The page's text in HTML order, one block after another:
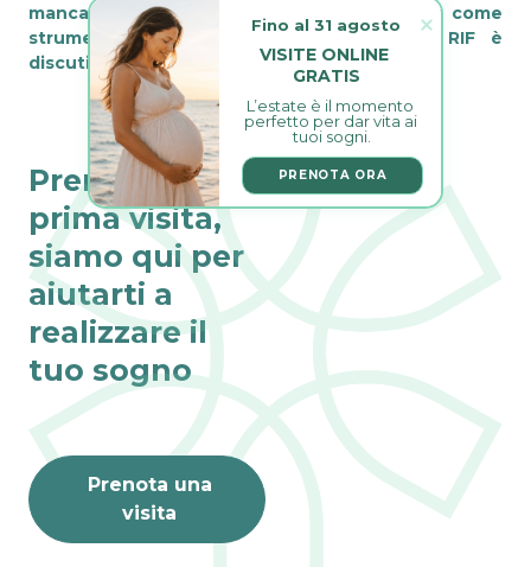
mancanti e il potere clinico di questo test come
strumento terapeutico nelle donne con RIF è
discutibile”.
Prenota la tua
prima visita,
siamo qui per
aiutarti a
realizzare il
tuo sogno
Prenota una
visita
VISITE ONLINE
GRATIS
L’estate è il momento
perfetto per dar vita ai
tuoi sogni.
PRENOTA ORA
Fino al 31 agosto